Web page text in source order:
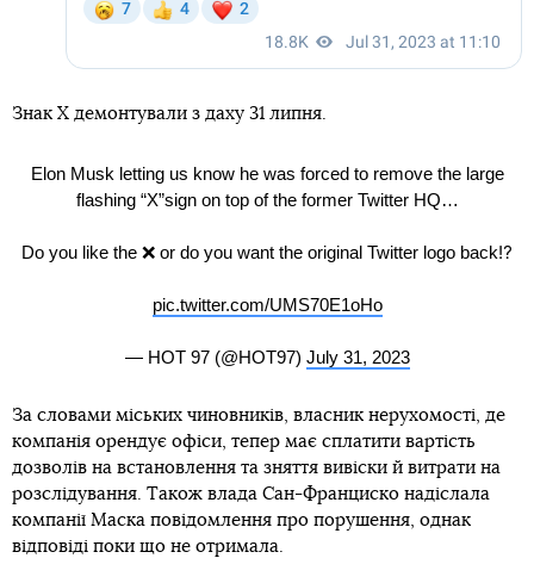
Знак X демонтували з даху 31 липня.
Elon Musk letting us know he was forced to remove the large
flashing “X”sign on top of the former Twitter HQ…
Do you like the ❌ or do you want the original Twitter logo back⁉️
pic.twitter.com/UMS70E1oHo
— HOT 97 (@HOT97) July 31, 2023
За словами міських чиновників, власник нерухомості, де
компанія орендує офіси, тепер має сплатити вартість
дозволів на встановлення та зняття вивіски й витрати на
розслідування. Також влада Сан-Франциско надіслала
компанії Маска повідомлення про порушення, однак
відповіді поки що не отримала.